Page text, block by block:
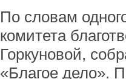
По словам
комитета
Горкуновой,
«Благое дело».